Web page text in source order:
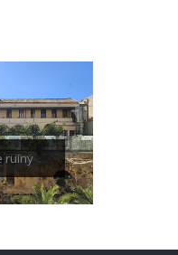
ruiny